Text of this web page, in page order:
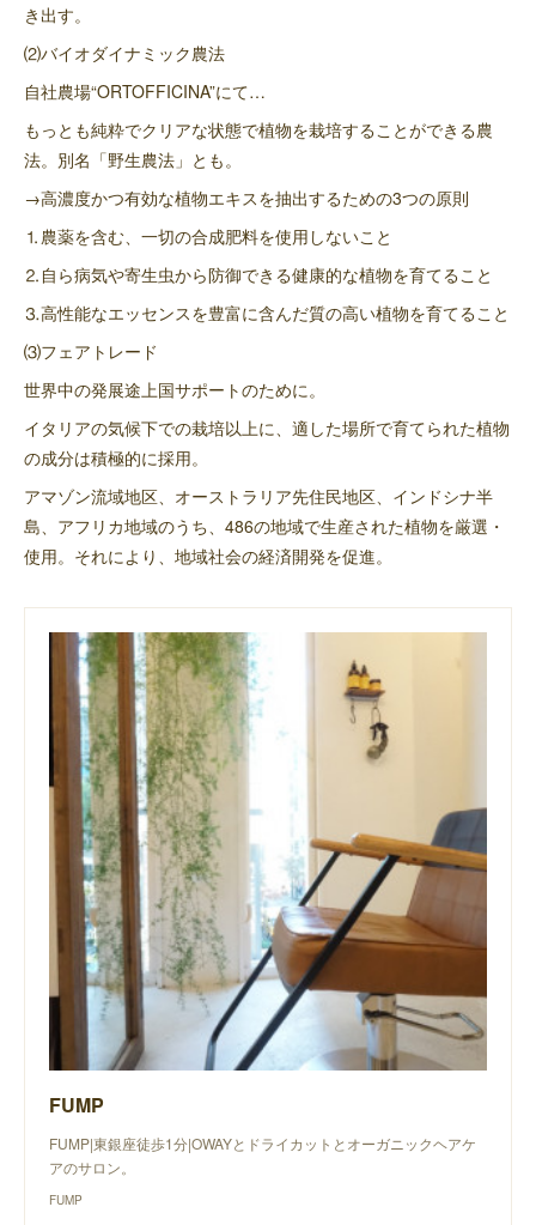
き出す。
⑵バイオダイナミック農法
自社農場“ORTOFFICINA”にて…
もっとも純粋でクリアな状態で植物を栽培することができる農
法。別名「野生農法」とも。
→高濃度かつ有効な植物エキスを抽出するための3つの原則
⒈農薬を含む、一切の合成肥料を使用しないこと
⒉自ら病気や寄生虫から防御できる健康的な植物を育てること
⒊高性能なエッセンスを豊富に含んだ質の高い植物を育てること
⑶フェアトレード
世界中の発展途上国サポートのために。
イタリアの気候下での栽培以上に、適した場所で育てられた植物
の成分は積極的に採用。
アマゾン流域地区、オーストラリア先住民地区、インドシナ半
島、アフリカ地域のうち、486の地域で生産された植物を厳選・
使用。それにより、地域社会の経済開発を促進。
FUMP
FUMP|東銀座徒歩1分|OWAYとドライカットとオーガニックヘアケ
アのサロン。
FUMP